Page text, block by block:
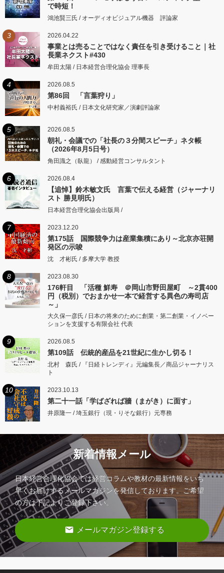
で時短！
鴻池賢三氏 / オーディオビジュアル機器 評論家
3 2026.04.22
事業とは売ることではなく責任を引き受けること｜社
長業ネクスト#430
牟田太陽 / 日本経営合理化協会 理事長
4 2026.08.5
第86回 「言葉狩り」
中村義裕氏 / 日本文化研究家／演劇評論家
5 2026.08.5
朝礼・会議での「社長の３分間スピーチ」ネタ帳
（2026年8月5日号）
角田識之（臥龍） / 感動経営コンサルタント
6 2026.08.4
【追悼】鈴木敏文氏 言葉で伝える経営（ジャーナリ
スト 勝見明氏）
日本経営合理化協会出版局 /
7 2023.12.20
第175話 国際競争力は産業集積にあり～北京亦荘開
発区の示唆
沈 才彬氏 / 多摩大学 教授
8 2023.08.30
176軒目 「活種 鮮寿 ＠岡山市野田屋町 ～2貫400
円（税別）でおまかせ一本で経営する異色の寿司店
～」
大久保一彦氏 / 日本の将来のために創業・第二創業・イノベー
ションを支援する有限会社 代表
9 2026.08.5
第109話 伝統的産品を21世紀に生かし切る！
北村 森氏 / 『日経トレンディ』元編集長／商品ジャーナリス
ト
10 2023.10.13
第二十一話「学ばざれば牆（まがき）に面す」
井原隆一 / 埼玉銀行（現・りそな銀行）元専務
新着情報メール
日本経営合理化協会では経営コラムや教材の最新情報をいち
早くお届けするメールマガジンを発信しております。ご希望
の方は下記よりご登録下さい。
email メールマガジン登録する